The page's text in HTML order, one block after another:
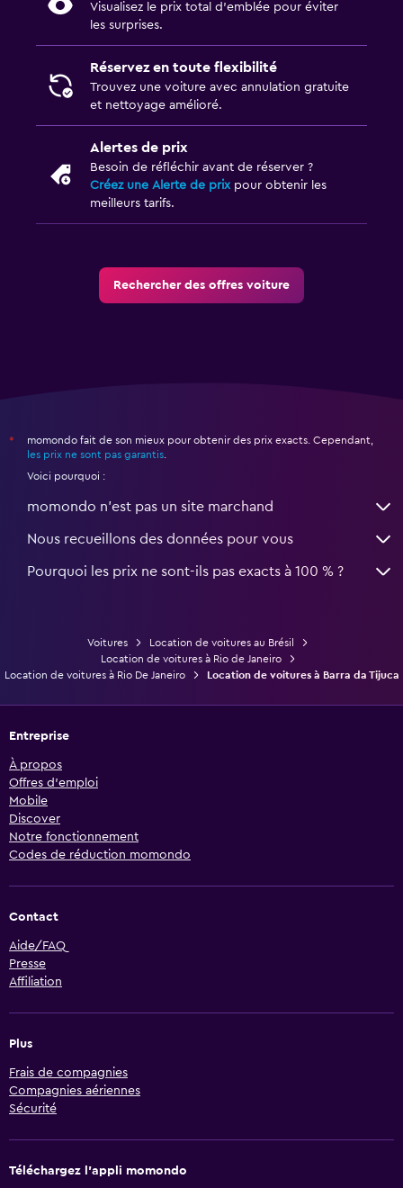
Visualisez le prix total d’emblée pour éviter
les surprises.
Réservez en toute flexibilité
Trouvez une voiture avec annulation gratuite
et nettoyage amélioré.
Alertes de prix
Besoin de réfléchir avant de réserver ?
Créez une Alerte de prixpour obtenir les
meilleurs tarifs.
Rechercher des offres voiture
*
momondo fait de son mieux pour obtenir des prix exacts. Cependant,
les prix ne sont pas garantis.
Voici pourquoi :
momondo n'est pas un site marchand
Nous recueillons des données pour vous
Pourquoi les prix ne sont-ils pas exacts à 100 % ?
Voitures
Location de voitures au Brésil
Location de voitures à Rio de Janeiro
Location de voitures à Rio De Janeiro
Location de voitures à Barra da Tijuca
Entreprise
À propos
Offres d’emploi
Mobile
Discover
Notre fonctionnement
Codes de réduction momondo
Contact
Aide/FAQ
Presse
Affiliation
Plus
Frais de compagnies
Compagnies aériennes
Sécurité
Téléchargez l’appli momondo